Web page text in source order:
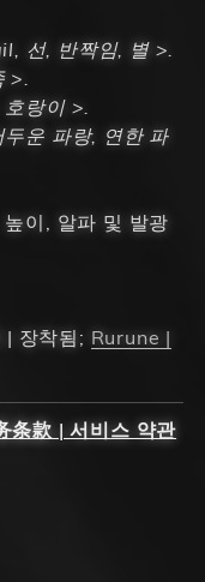
선, 반짝임, 별 >.
>.
랑이 >.
운 파랑, 연한 파
이, 알파 및 발광
장착됨; Rurune |
条款 | 서비스 약관